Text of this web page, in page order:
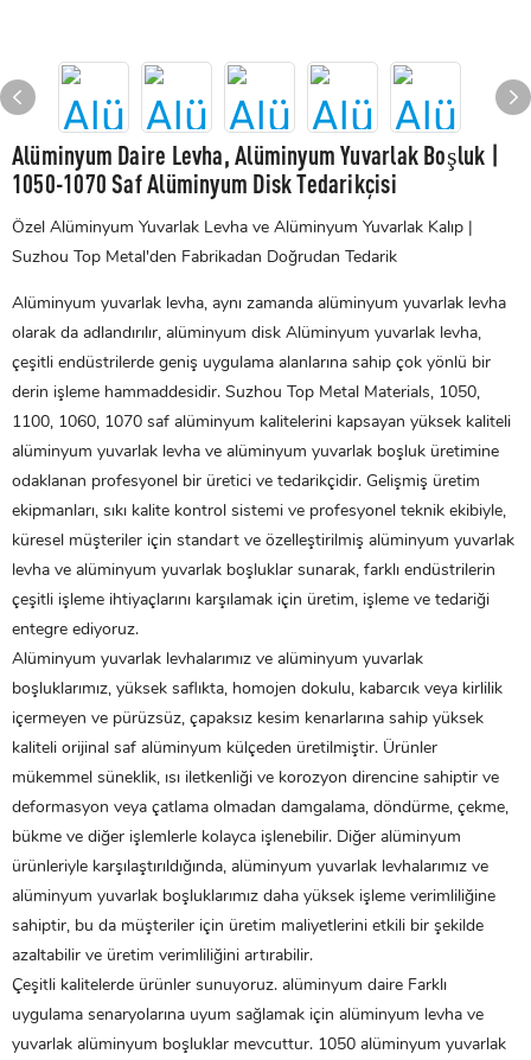
Alüminyum Daire Levha, Alüminyum Yuvarlak Boşluk |
1050-1070 Saf Alüminyum Disk Tedarikçisi
Özel Alüminyum Yuvarlak Levha ve Alüminyum Yuvarlak Kalıp |
Suzhou Top Metal'den Fabrikadan Doğrudan Tedarik
Alüminyum yuvarlak levha, aynı zamanda alüminyum yuvarlak levha
olarak da adlandırılır, alüminyum disk Alüminyum yuvarlak levha,
çeşitli endüstrilerde geniş uygulama alanlarına sahip çok yönlü bir
derin işleme hammaddesidir. Suzhou Top Metal Materials, 1050,
1100, 1060, 1070 saf alüminyum kalitelerini kapsayan yüksek kaliteli
alüminyum yuvarlak levha ve alüminyum yuvarlak boşluk üretimine
odaklanan profesyonel bir üretici ve tedarikçidir. Gelişmiş üretim
ekipmanları, sıkı kalite kontrol sistemi ve profesyonel teknik ekibiyle,
küresel müşteriler için standart ve özelleştirilmiş alüminyum yuvarlak
levha ve alüminyum yuvarlak boşluklar sunarak, farklı endüstrilerin
çeşitli işleme ihtiyaçlarını karşılamak için üretim, işleme ve tedariği
entegre ediyoruz.
Alüminyum yuvarlak levhalarımız ve alüminyum yuvarlak
boşluklarımız, yüksek saflıkta, homojen dokulu, kabarcık veya kirlilik
içermeyen ve pürüzsüz, çapaksız kesim kenarlarına sahip yüksek
kaliteli orijinal saf alüminyum külçeden üretilmiştir. Ürünler
mükemmel süneklik, ısı iletkenliği ve korozyon direncine sahiptir ve
deformasyon veya çatlama olmadan damgalama, döndürme, çekme,
bükme ve diğer işlemlerle kolayca işlenebilir. Diğer alüminyum
ürünleriyle karşılaştırıldığında, alüminyum yuvarlak levhalarımız ve
alüminyum yuvarlak boşluklarımız daha yüksek işleme verimliliğine
sahiptir, bu da müşteriler için üretim maliyetlerini etkili bir şekilde
azaltabilir ve üretim verimliliğini artırabilir.
Çeşitli kalitelerde ürünler sunuyoruz. alüminyum daire Farklı
uygulama senaryolarına uyum sağlamak için alüminyum levha ve
yuvarlak alüminyum boşluklar mevcuttur. 1050 alüminyum yuvarlak